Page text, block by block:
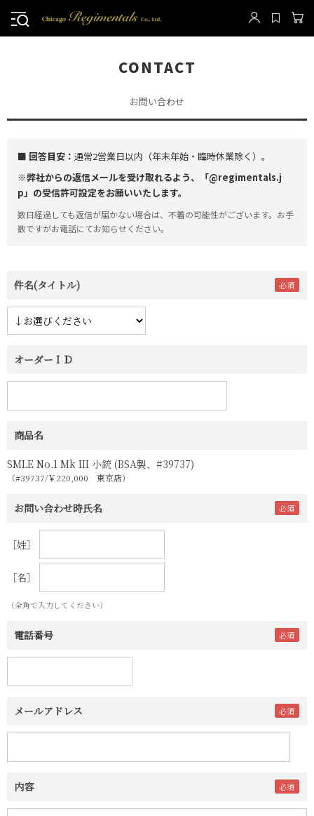
CONTACT
お問い合わせ
■ 回答目安： 通常2営業日以内（年末年始・臨時休業除く）。
※弊社からの返信メールを受け取れるよう、「@regimentals.j
p」の受信許可設定をお願いいたします。
数日経過しても返信が届かない場合は、不着の可能性がございます。お手
数ですがお電話にてお知らせください。
件名(タイトル)
オーダーＩＤ
商品名
SMLE No.1 Mk III 小銃 (BSA製、#39737)
（#39737/￥220,000 東京店）
お問い合わせ時氏名
［姓］
［名］
（全角で入力してください）
電話番号
メールアドレス
内容